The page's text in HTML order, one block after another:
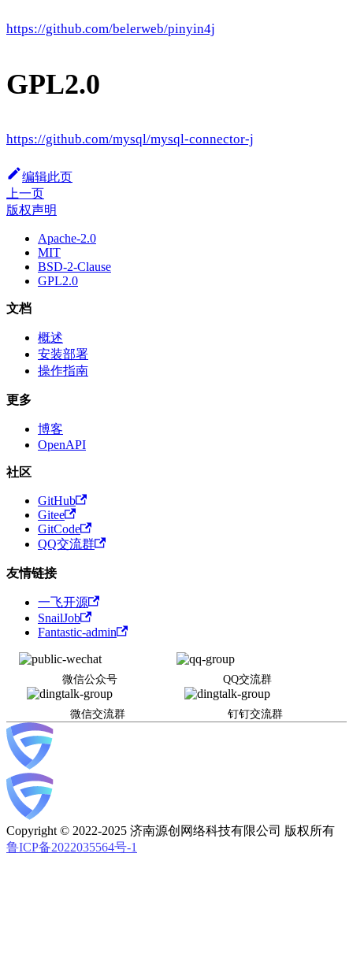
https://github.com/belerweb/pinyin4j
GPL2.0
https://github.com/mysql/mysql-connector-j
编辑此页
上一页
版权声明
Apache-2.0
MIT
BSD-2-Clause
GPL2.0
文档
概述
安装部署
操作指南
更多
博客
OpenAPI
社区
GitHub
Gitee
GitCode
QQ交流群
友情链接
一飞开源
SnailJob
Fantastic-admin
微信公众号 QQ交流群
微信交流群 钉钉交流群
Copyright © 2022-2025 济南源创网络科技有限公司 版权所有
鲁ICP备2022035564号-1